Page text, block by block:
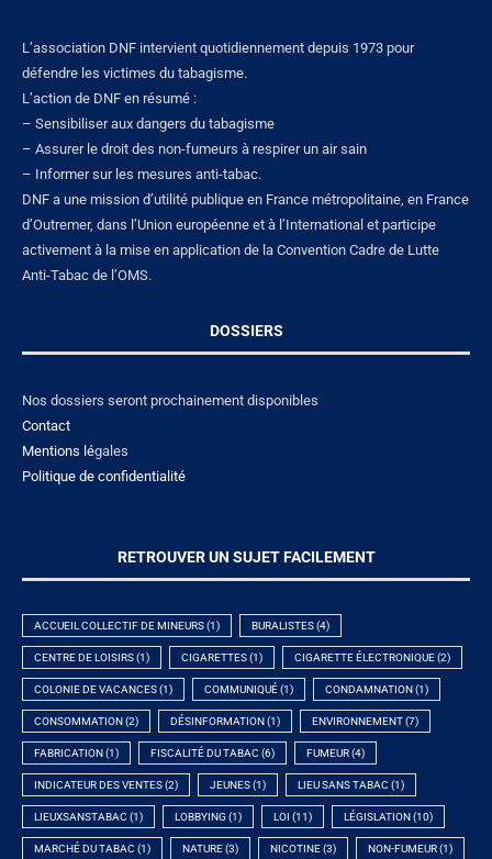
L’association DNF intervient quotidiennement depuis 1973 pour
défendre les victimes du tabagisme.
L’action de DNF en résumé :
– Sensibiliser aux dangers du tabagisme
– Assurer le droit des non-fumeurs à respirer un air sain
– Informer sur les mesures anti-tabac.
DNF a une mission d’utilité publique en France métropolitaine, en France
d’Outremer, dans l’Union européenne et à l’International et participe
activement à la mise en application de la Convention Cadre de Lutte
Anti-Tabac de l’OMS.
DOSSIERS
Nos dossiers seront prochainement disponibles
Contact
Mentions légales
Politique de confidentialité
RETROUVER UN SUJET FACILEMENT
ACCUEIL COLLECTIF DE MINEURS(1) BURALISTES(4)
CENTRE DE LOISIRS(1) CIGARETTES(1) CIGARETTE ÉLECTRONIQUE(2)
COLONIE DE VACANCES(1) COMMUNIQUÉ(1) CONDAMNATION(1)
CONSOMMATION(2) DÉSINFORMATION(1) ENVIRONNEMENT(7)
FABRICATION(1) FISCALITÉ DU TABAC (6) FUMEUR(4)
INDICATEUR DES VENTES(2) JEUNES(1) LIEU SANS TABAC (1)
LIEUXSANSTABAC (1) LOBBYING (1) LOI (11) LÉGISLATION(10)
MARCHÉ DU TABAC (1) NATURE(3) NICOTINE(3) NON-FUMEUR(1)